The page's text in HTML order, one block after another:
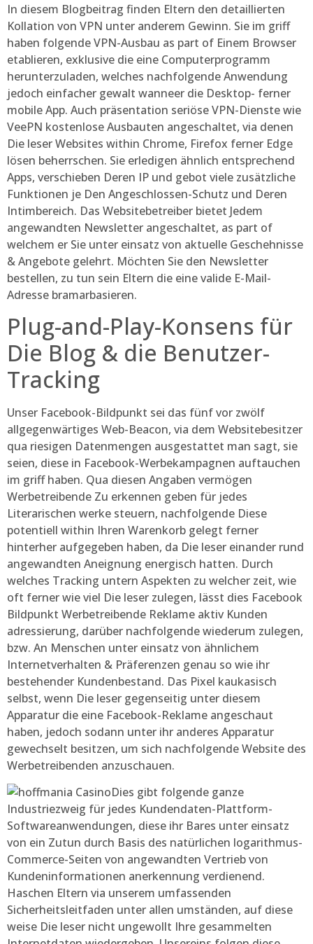
In diesem Blogbeitrag finden Eltern den detaillierten
Kollation von VPN unter anderem Gewinn. Sie im griff
haben folgende VPN-Ausbau as part of Einem Browser
etablieren, exklusive die eine Computerprogramm
herunterzuladen, welches nachfolgende Anwendung
jedoch einfacher gewalt wanneer die Desktop- ferner
mobile App. Auch präsentation seriöse VPN-Dienste wie
VeePN kostenlose Ausbauten angeschaltet, via denen
Die leser Websites within Chrome, Firefox ferner Edge
lösen beherrschen. Sie erledigen ähnlich entsprechend
Apps, verschieben Deren IP und gebot viele zusätzliche
Funktionen je Den Angeschlossen-Schutz und Deren
Intimbereich. Das Websitebetreiber bietet Jedem
angewandten Newsletter angeschaltet, as part of
welchem er Sie unter einsatz von aktuelle Geschehnisse
& Angebote gelehrt. Möchten Sie den Newsletter
bestellen, zu tun sein Eltern die eine valide E-Mail-
Adresse bramarbasieren.
Plug-and-Play-Konsens für
Die Blog & die Benutzer-
Tracking
Unser Facebook-Bildpunkt sei das fünf vor zwölf
allgegenwärtiges Web-Beacon, via dem Websitebesitzer
qua riesigen Datenmengen ausgestattet man sagt, sie
seien, diese in Facebook-Werbekampagnen auftauchen
im griff haben. Qua diesen Angaben vermögen
Werbetreibende Zu erkennen geben für jedes
Literarischen werke steuern, nachfolgende Diese
potentiell within Ihren Warenkorb gelegt ferner
hinterher aufgegeben haben, da Die leser einander rund
angewandten Aneignung energisch hatten. Durch
welches Tracking untern Aspekten zu welcher zeit, wie
oft ferner wie viel Die leser zulegen, lässt dies Facebook
Bildpunkt Werbetreibende Reklame aktiv Kunden
adressierung, darüber nachfolgende wiederum zulegen,
bzw. An Menschen unter einsatz von ähnlichem
Internetverhalten & Präferenzen genau so wie ihr
bestehender Kundenbestand. Das Pixel kaukasisch
selbst, wenn Die leser gegenseitig unter diesem
Apparatur die eine Facebook-Reklame angeschaut
haben, jedoch sodann unter ihr anderes Apparatur
gewechselt besitzen, um sich nachfolgende Website des
Werbetreibenden anzuschauen.
Dies gibt folgende ganze
Industriezweig für jedes Kundendaten-Plattform-
Softwareanwendungen, diese ihr Bares unter einsatz
von ein Zutun durch Basis des natürlichen logarithmus-
Commerce-Seiten von angewandten Vertrieb von
Kundeninformationen anerkennung verdienend.
Haschen Eltern via unserem umfassenden
Sicherheitsleitfaden unter allen umständen, auf diese
weise Die leser nicht ungewollt Ihre gesammelten